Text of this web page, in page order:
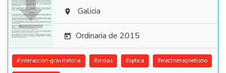
  Galicia
 Ordinaria de 2015
#interaccion-gravitatoria #ondas #optica #electromagnetismo